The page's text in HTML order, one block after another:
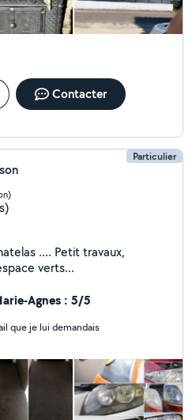
Contacter
Particulier
.... Petit travaux,
verts...
Agnes : 5/5
que je lui demandais